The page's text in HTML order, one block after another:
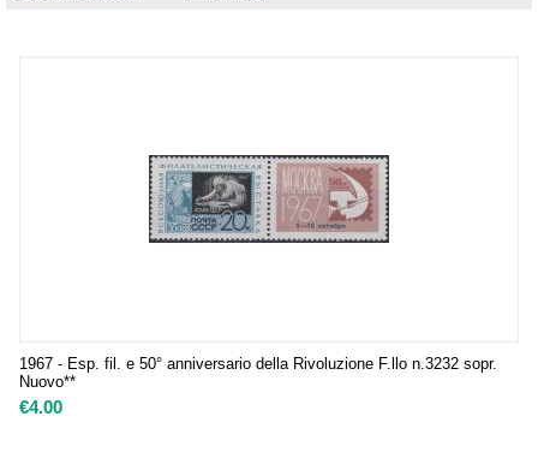
1967 - Esp. fil. e 50° anniversario della Rivoluzione F.llo n.3232 sopr.
Nuovo**
€4.00